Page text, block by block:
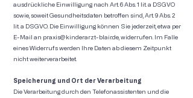
ausdrückliche Einwilligung nach Art. 6 Abs. 1 lit. a DSGVO
sowie, soweit Gesundheitsdaten betroffen sind, Art. 9 Abs. 2
lit. a DSGVO. Die Einwilligung können Sie jederzeit, etwa per
E-Mail an praxis@kinderarzt-blair.de , widerrufen. Im Falle
eines Widerrufs werden Ihre Daten ab diesem Zeitpunkt
nicht weiterverarbeitet.
Speicherung und Ort der Verarbeitung
Die Verarbeitung durch den Telefonassistenten und die